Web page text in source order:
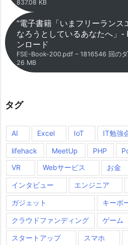
837.08 KB
“電子書籍「いまフリーランス
なろうとしているあなたへ」-
ンロード
FSE-Book-200.pdf – 1816546 回のダ
26 MB
タグ
AI Excel IoT IT勉強
lifehack MeetUp PHP
VR
Webサービス お金
インタビュー エンジニア
ガジェット キーボ
クラウドファンディング ゲーム
スタートアップ スマホ